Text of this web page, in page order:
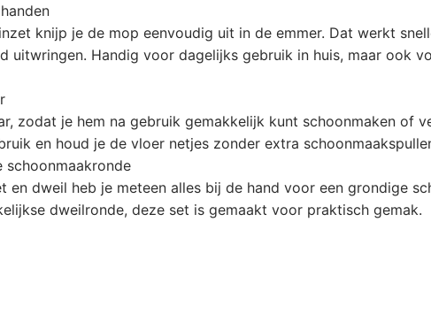
knijp je de mop eenvoudig uit in de emmer. Dat werkt
uitwringen. Handig voor dagelijks gebruik in huis, maar ook
zodat je hem na gebruik gemakkelijk kunt schoonmaken of
en houd je de vloer netjes zonder extra
schoonmaakronde
en dweil heb je meteen alles bij de hand voor een grondige
dweilronde, deze set is gemaakt voor praktisch gemak.